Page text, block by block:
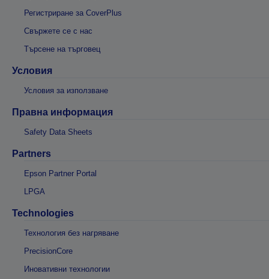
Регистриране за CoverPlus
Свържете се с нас
Търсене на търговец
Условия
Условия за използване
Правна информация
Safety Data Sheets
Partners
Epson Partner Portal
LPGA
Technologies
Технология без нагряване
PrecisionCore
Иновативни технологии